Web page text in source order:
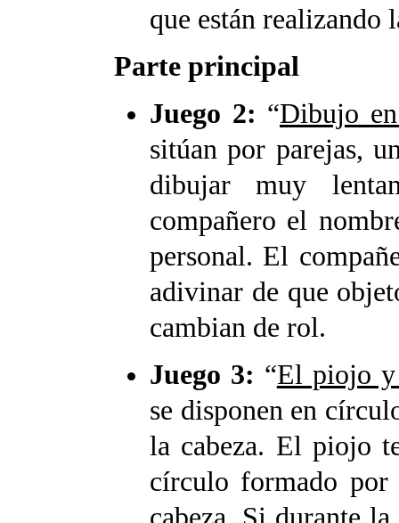
que están realizando
Parte principal
Juego 2: “Dibujo
sitúan por parejas,
dibujar muy
compañero el
personal. El
adivinar de que
cambian de rol.
Juego 3: “El piojo y
se disponen en
la cabeza. El piojo
círculo formado por